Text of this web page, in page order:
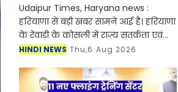
Udaipur Times, Haryana news :
हरियाणा से बड़ी खबर सामने आई है। हरियाणा
के रेवाड़ी के कोसली में राज्य सतर्कता एवं
भ्रष्टाचार निरोधक ब्यूरो (SV&ACB) ने बड़ी
रुपए की र
HINDI NEWS Thu,6 Aug 2026